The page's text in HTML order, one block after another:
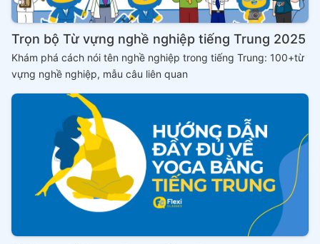
Trọn bộ Từ vựng nghề nghiệp tiếng Trung 2025
Khám phá cách nói tên nghề nghiệp trong tiếng Trung: 100+từ
vựng nghề nghiệp, mẫu câu liên quan